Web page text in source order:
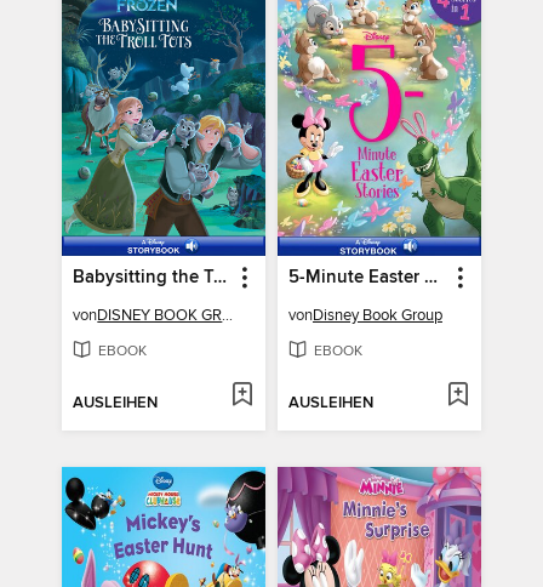
Babysitting the Troll Tots
von DISNEY BOOK GROUP
EBOOK
AUSLEIHEN
5-Minute Easter Stories
vonDisney Book Group
EBOOK
AUSLEIHEN